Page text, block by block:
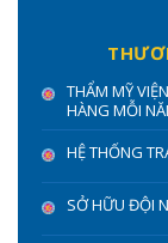
THẨM MỸ
HÀNG MỖI
HỆ THỐNG
SỞ HỮU ĐỘI